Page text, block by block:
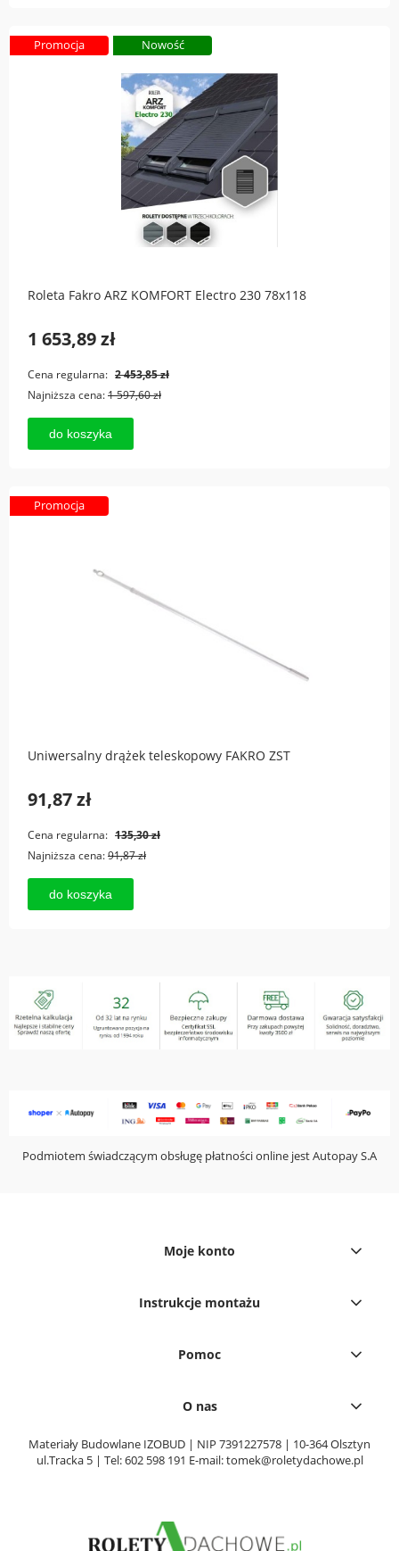
Roleta Fakro ARZ KOMFORT Electro 230 78x118
1 653,89 zł
Cena regularna: 2 453,85 zł
Najniższa cena:1 597,60 zł
do koszyka
Promocja Nowość
Uniwersalny drążek teleskopowy FAKRO ZST
91,87 zł
Cena regularna: 135,30 zł
Najniższa cena:91,87 zł
do koszyka
Promocja
Podmiotem świadczącym obsługę płatności online jest Autopay S.A
Moje konto
Instrukcje montażu
Pomoc
O nas
Materiały Budowlane IZOBUD | NIP 7391227578 | 10-364 Olsztyn
ul.Tracka 5 | Tel:602 598 191 E-mail:tomek@roletydachowe.pl